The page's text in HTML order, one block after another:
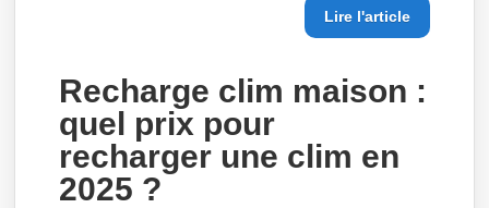
Lire l'article
Recharge clim maison :
quel prix pour
recharger une clim en
2025 ?